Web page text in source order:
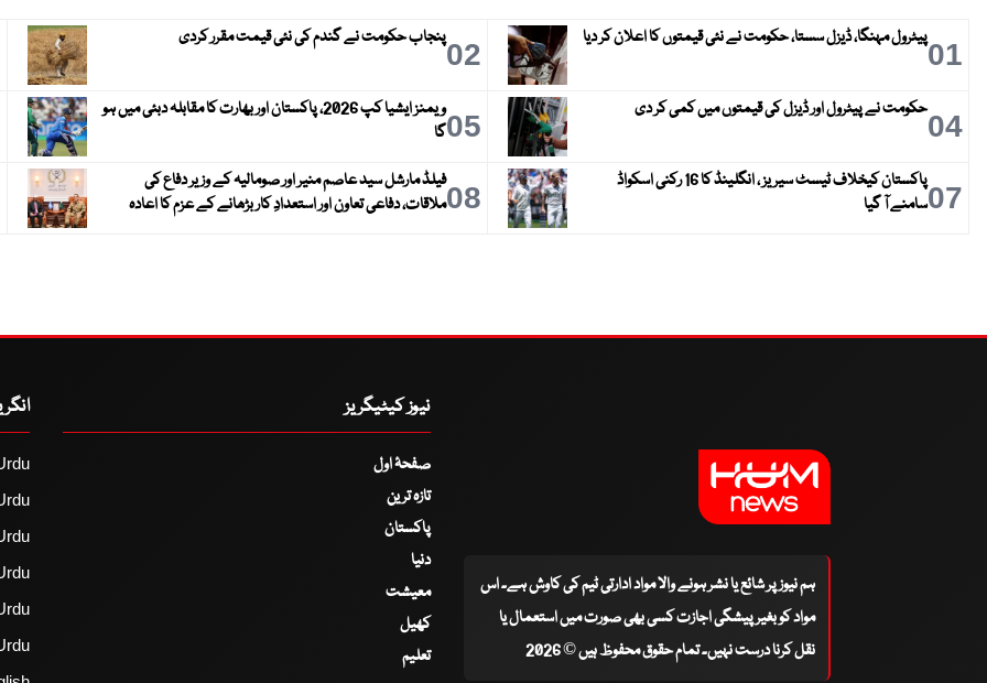
01پیٹرول مہنگا، ڈیزل سستا، حکومت نے نئی قیمتوں کا اعلان کر دیا 02پنجاب حکومت نے گندم کی نئی قیمت مقرر کردی
04حکومت نے پیٹرول اور ڈیزل کی قیمتوں میں کمی کر دی 05
ویمنز ایشیا کپ 2026، پاکستان اور بھارت کا مقابلہ دبئی میں ہو
گا
07
پاکستان کیخلاف ٹیسٹ سیریز ، انگلینڈ کا 16 رکنی اسکواڈ
سامنے آ گیا
08فیلڈ مارشل سید عاصم منیر اور صومالیہ کے وزیر دفاع کی
ملاقات، دفاعی تعاون اور استعدادِ کار بڑھانے کے عزم کا اعادہ
ہم نیوز پر شائع یا نشر ہونے والا مواد ادارتی ٹیم کی کاوش ہے۔ اس
مواد کو بغیر پیشگی اجازت کسی بھی صورت میں استعمال یا
نقل کرنا درست نہیں۔ تمام حقوق محفوظ ہیں © 2026
نیوز کیٹیگریز
صفحۂ اول
تازہ ترین
پاکستان
دنیا
معیشت
کھیل
تعلیم